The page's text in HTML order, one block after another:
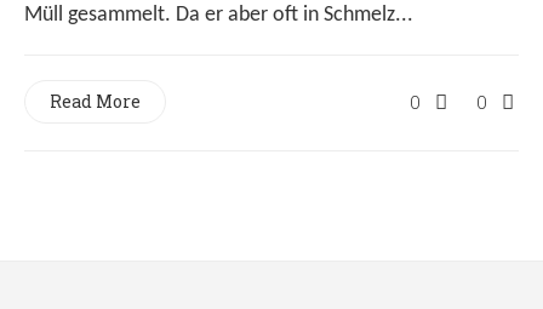
Müll gesammelt. Da er aber oft in Schmelz...
0 0
Read More